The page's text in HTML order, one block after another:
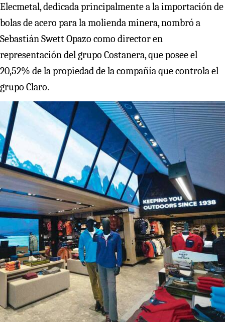
Elecmetal, dedicada principalmente a la importación de
bolas de acero para la molienda minera, nombró a
Sebastián Swett Opazo como director en
representación del grupo Costanera, que posee el
20,52% de la propiedad de la compañía que controla el
grupo Claro.